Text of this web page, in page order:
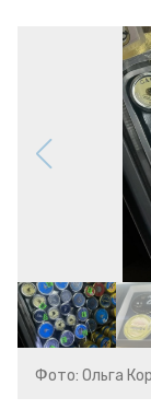
Фото: Ольга